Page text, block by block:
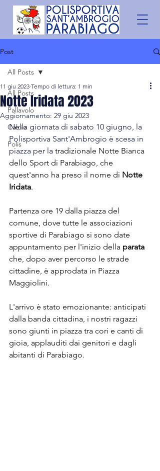
Post
All Posts
Pallavolo
Calcio
Polis
All Posts
Notte Iridata 2023
11 giu 2023 Tempo di lettura: 1 min
Aggiornamento: 29 giu 2023
Nella giornata di sabato 10 giugno, la
Polisportiva Sant'Ambrogio è scesa in
piazza per la tradizionale Notte Bianca
dello Sport di Parabiago, che
quest'anno ha preso il nome di Notte
Iridata.
Partenza ore 19 dalla piazza del
comune, dove tutte le associazioni
sportive di Parabiago si sono date
appuntamento per l'inizio della parata
che, dopo aver percorso le strade
cittadine, è approdata in Piazza
Maggiolini.
L'arrivo è stato emozionante: anticipati
dalla banda cittadina, i nostri ragazzi
sono giunti in piazza tra cori e canti di
gioia, applauditi dai genitori e dagli
abitanti di Parabiago.